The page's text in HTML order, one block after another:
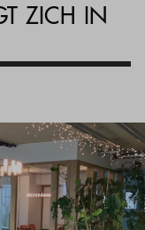
Inloggen
ZICH IN